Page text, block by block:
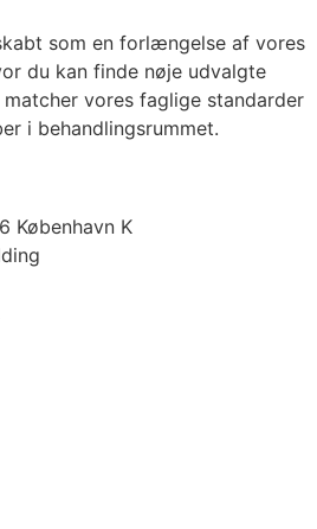
som en forlængelse af vores
du kan finde nøje udvalgte
vores faglige standarder
i behandlingsrummet.
København K